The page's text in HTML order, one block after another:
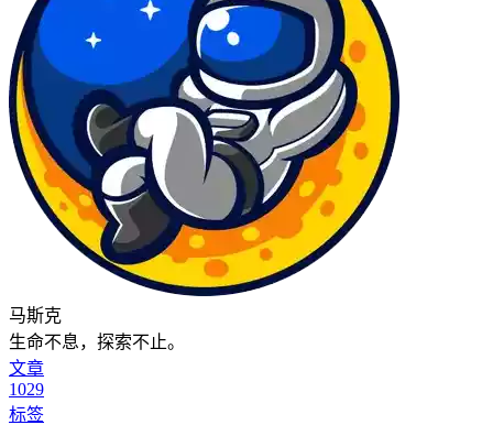
马斯克
生命不息，探索不止。
文章
1029
标签